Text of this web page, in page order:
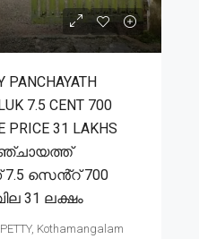
PANCHAYATH
7.5 CENT 700
PRICE 31 LAKHS
സെൻ്റ് 700
31 ലക്ഷം
Kothamangalam